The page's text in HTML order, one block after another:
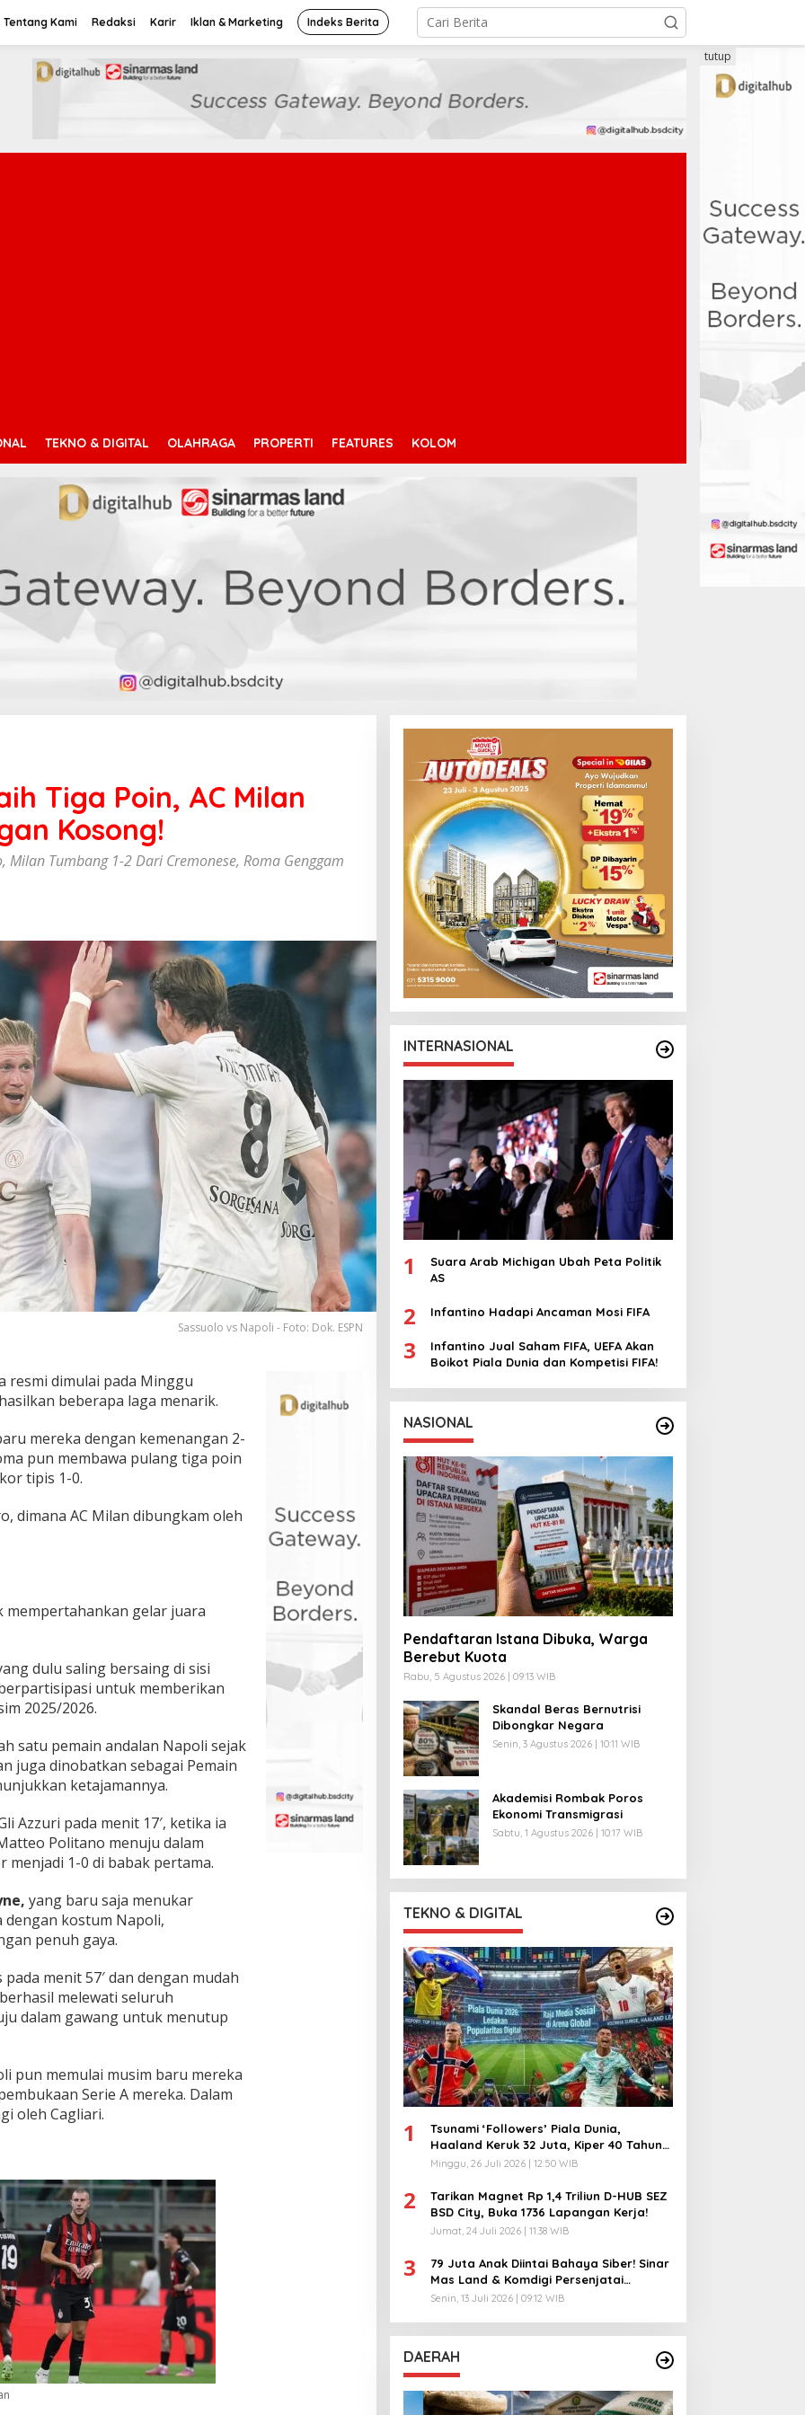
Tentang Kami Redaksi Karir Iklan & Marketing Indeks Berita
TEKNO & DIGITAL OLAHRAGA PROPERTI FEATURES KOLOM
tutup
Tiga Poin, AC Milan
Kosong!
Milan Tumbang 1-2 Dari Cremonese, Roma Genggam
Sassuolo vs Napoli - Foto: Dok. ESPN
resmi dimulai pada Minggu
beberapa laga menarik.
mereka dengan kemenangan 2-
pun membawa pulang tiga poin
tipis 1-0.
dimana AC Milan dibungkam oleh
mempertahankan gelar juara
dulu saling bersaing di sisi
untuk memberikan
2025/2026.
satu pemain andalan Napoli sejak
juga dinobatkan sebagai Pemain
ketajamannya.
Azzuri pada menit 17′, ketika ia
Politano menuju dalam
menjadi 1-0 di babak pertama.
yang baru saja menukar
dengan kostum Napoli,
penuh gaya.
menit 57′ dan dengan mudah
melewati seluruh
dalam gawang untuk menutup
pun memulai musim baru mereka
Serie A mereka. Dalam
oleh Cagliari.
INTERNASIONAL
1
Suara Arab Michigan Ubah Peta Politik
AS
2 Infantino Hadapi Ancaman Mosi FIFA
3
Infantino Jual Saham FIFA, UEFA Akan
Boikot Piala Dunia dan Kompetisi FIFA!
NASIONAL
Pendaftaran Istana Dibuka, Warga
Berebut Kuota
Rabu, 5 Agustus 2026 | 09:13 WIB
Skandal Beras Bernutrisi
Dibongkar Negara
Senin, 3 Agustus 2026 | 10:11 WIB
Akademisi Rombak Poros
Ekonomi Transmigrasi
Sabtu, 1 Agustus 2026 | 10:17 WIB
TEKNO & DIGITAL
1
Tsunami ‘Followers’ Piala Dunia,
Haaland Keruk 32 Juta, Kiper 40 Tahun
Bikin Geger!
Minggu, 26 Juli 2026 | 12:50 WIB
2
Tarikan Magnet Rp 1,4 Triliun D-HUB SEZ
BSD City, Buka 1736 Lapangan Kerja!
Jumat, 24 Juli 2026 | 11:38 WIB
3
79 Juta Anak Diintai Bahaya Siber! Sinar
Mas Land & Komdigi Persenjatai
Ratusan Guru!
Senin, 13 Juli 2026 | 09:12 WIB
DAERAH